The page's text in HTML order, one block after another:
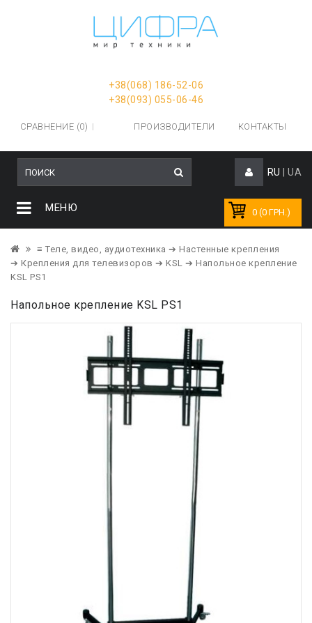
+38(068) 186-52-06
+38(093) 055-06-46
СРАВНЕНИЕ (0) ПРОИЗВОДИТЕЛИ КОНТАКТЫ
RU UA
0 (0 ГРН.)
МЕНЮ
≡ Теле, видео, аудиотехника ➔ Настенные крепления
➔ Крепления для телевизоров ➔ KSL ➔ Напольное крепление
KSL PS1
Напольное крепление KSL PS1